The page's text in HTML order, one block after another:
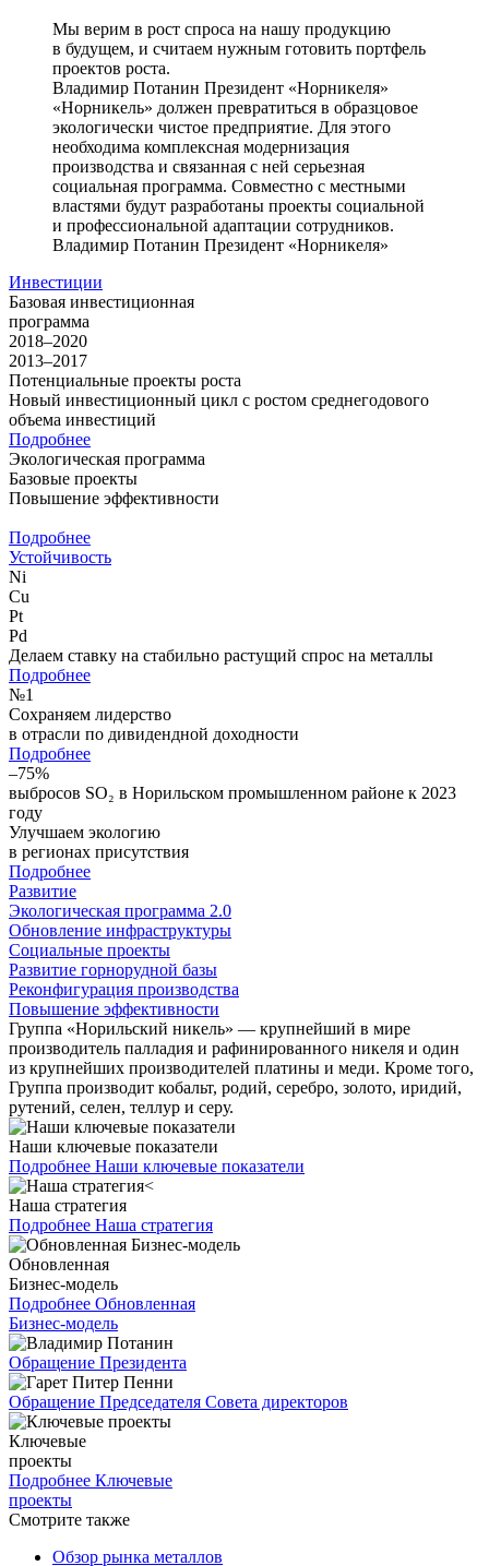
Мы верим в рост спроса на нашу продукцию
в будущем, и считаем нужным готовить портфель
проектов роста.
Владимир Потанин Президент «Норникеля»
«Норникель» должен превратиться в образцовое
экологически чистое предприятие. Для этого
необходима комплексная модернизация
производства и связанная с ней серьезная
социальная программа. Совместно с местными
властями будут разработаны проекты социальной
и профессиональной адаптации сотрудников.
Владимир Потанин Президент «Норникеля»
Инвестиции
Базовая инвестиционная
программа
2018–2020
2013–2017
Потенциальные проекты роста
Новый инвестиционный цикл с ростом среднегодового
объема инвестиций
Подробнее
Экологическая программа
Базовые проекты
Повышение эффективности
Подробнее
Устойчивость
Ni
Cu
Pt
Pd
Делаем ставку на стабильно растущий спрос на металлы
Подробнее
№1
Сохраняем лидерство
в отрасли по дивидендной доходности
Подробнее
–75%
выбросов SO₂ в Норильском промышленном районе к 2023
году
Улучшаем экологию
в регионах присутствия
Подробнее
Развитие
Экологическая программа 2.0
Обновление инфраструктуры
Социальные проекты
Развитие горнорудной базы
Реконфигурация производства
Повышение эффективности
Группа «Норильский никель» — крупнейший в мире
производитель палладия и рафинированного никеля и один
из крупнейших производителей платины и меди. Кроме того,
Группа производит кобальт, родий, серебро, золото, иридий,
рутений, селен, теллур и серу.
Наши ключевые показатели
Подробнее Наши ключевые показатели
Наша стратегия
Подробнее Наша стратегия
Обновленная
Бизнес-модель
Подробнее Обновленная
Бизнес-модель
Обращение Президента
Обращение Председателя Совета директоров
Ключевые
проекты
Подробнее Ключевые
проекты
Смотрите также
Обзор рынка металлов